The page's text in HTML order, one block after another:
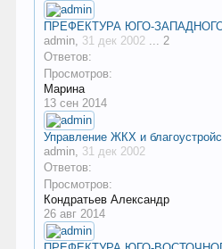
ПРЕФЕКТУРА ЮГО-
admin, 31 дек 2002 ... 2
Ответов:
Просмотров:
Марина
13 сен 2014
Управление ЖКХ и
admin, 31 дек 2002
Ответов:
Просмотров:
Кондратьев Александр
26 авг 2014